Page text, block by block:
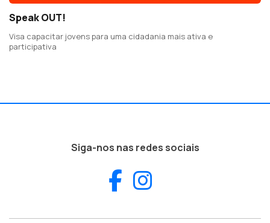
Speak OUT!
Visa capacitar jovens para uma cidadania mais ativa e
participativa
Siga-nos nas redes sociais
Facebook